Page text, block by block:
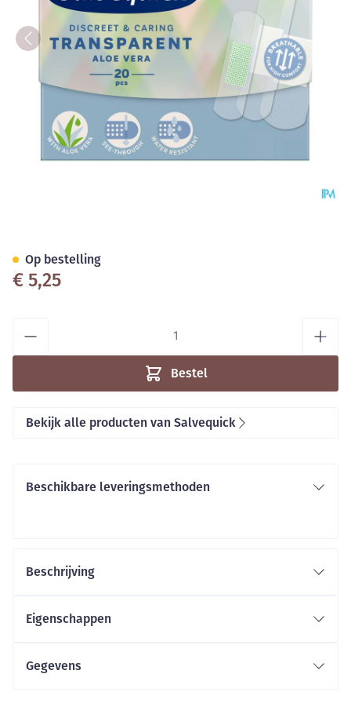
€ 5,25
Bestel
Op bestelling
Bekijk alle producten van Salvequick
Beschikbare leveringsmethoden
Beschrijving
Eigenschappen
Gegevens